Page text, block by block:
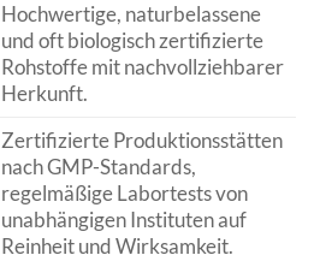
Hochwertige, naturbelassene
und oft biologisch zertifizierte
Rohstoffe mit nachvollziehbarer
Herkunft.
Zertifizierte Produktionsstätten
nach GMP-Standards,
regelmäßige Labortests von
unabhängigen Instituten auf
Reinheit und Wirksamkeit.